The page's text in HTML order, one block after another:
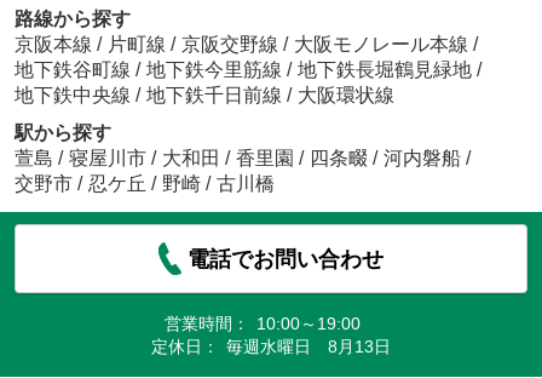
路線から探す
京阪本線 / 片町線 / 京阪交野線 / 大阪モノレール本線 /
地下鉄谷町線 / 地下鉄今里筋線 / 地下鉄長堀鶴見緑地 /
地下鉄中央線 / 地下鉄千日前線 / 大阪環状線
駅から探す
萱島 / 寝屋川市 / 大和田 / 香里園 / 四条畷 / 河内磐船 /
交野市 / 忍ケ丘 / 野崎 / 古川橋
電話でお問い合わせ
営業時間：
10:00～19:00
定休日：
毎週水曜日 8月13日